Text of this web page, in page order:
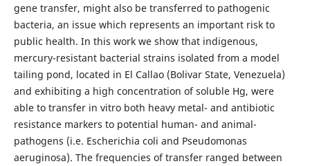
gene transfer, might also be transferred to pathogenic
bacteria, an issue which represents an important risk to
public health. In this work we show that indigenous,
mercury-resistant bacterial strains isolated from a model
tailing pond, located in El Callao (Bolivar State, Venezuela)
and exhibiting a high concentration of soluble Hg, were
able to transfer in vitro both heavy metal- and antibiotic
resistance markers to potential human- and animal-
pathogens (i.e. Escherichia coli and Pseudomonas
aeruginosa). The frequencies of transfer ranged between